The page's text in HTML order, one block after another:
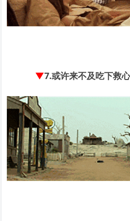
▼7.或许来不及吃下救